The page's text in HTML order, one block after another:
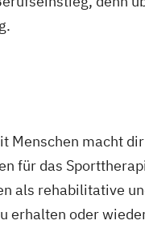
Menschen macht
für das
als rehabilitative
erhalten oder